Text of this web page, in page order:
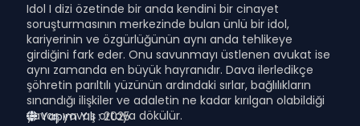
Idol I dizi özetinde bir anda kendini bir cinayet
soruşturmasının merkezinde bulan ünlü bir idol,
kariyerinin ve özgürlüğünün aynı anda tehlikeye
girdiğini fark eder. Onu savunmayı üstlenen avukat ise
aynı zamanda en büyük hayranıdır. Dava ilerledikçe
şöhretin parıltılı yüzünün ardındaki sırlar, bağlılıkların
sınandığı ilişkiler ve adaletin ne kadar kırılgan olabildiği
yavaş yavaş ortaya dökülür.
Yapım Yılı :2025